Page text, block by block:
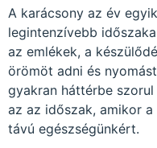
A karácsony az év
legintenzívebb
az emlékek, a
örömöt adni és
gyakran háttérbe
az az időszak, amikor
távú egészségünkért.